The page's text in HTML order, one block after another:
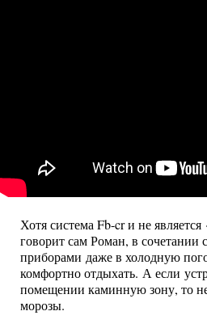
Хотя система Fb-cr и не
говорит сам Роман, в сочетании
приборами даже в холодную
комфортно отдыхать. А если
помещении каминную зону, то
морозы.